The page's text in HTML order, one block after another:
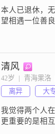
看的谈了，曾
下！只想平安、
本人已退休，
望相遇一位善
有稳定收入的
清风
42岁  |  青海果洛
离异
大
我觉得两个人
更重要的是相
任。我一直都